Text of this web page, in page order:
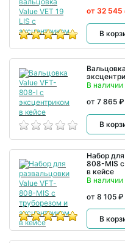
от 32 545
В
В наличии
от 7 865 ₽
В
Набор
808-MIS
в кейсе
В наличии
от 8 105 ₽
В